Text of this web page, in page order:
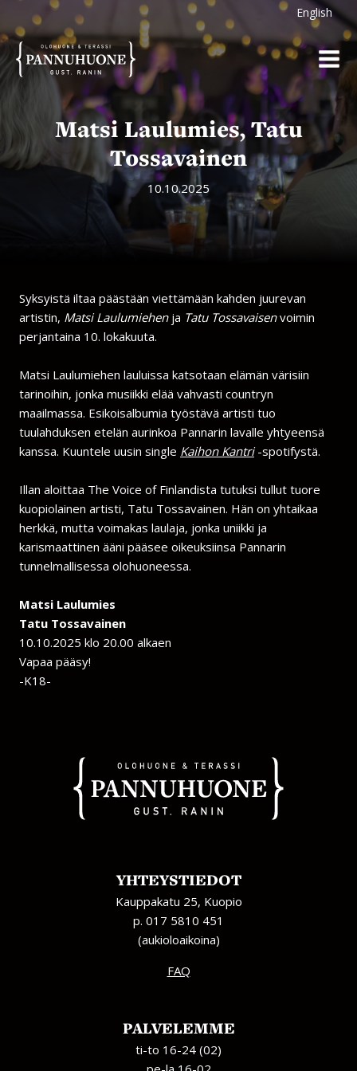
sisältöön
English
Matsi Laulumies, Tatu
Tossavainen
10.10.2025
Syksyistä iltaa päästään viettämään kahden juurevan
artistin, Matsi Laulumiehenja Tatu Tossavaisenvoimin
perjantaina 10. lokakuuta.
Matsi Laulumiehen lauluissa katsotaan elämän värisiin
tarinoihin, jonka musiikki elää vahvasti countryn
maailmassa. Esikoisalbumia työstävä artisti tuo
tuulahduksen etelän aurinkoa Pannarin lavalle yhtyeensä
kanssa. Kuuntele uusin single Kaihon Kantri-spotifystä.
Illan aloittaa The Voice of Finlandista tutuksi tullut tuore
kuopiolainen artisti, Tatu Tossavainen. Hän on yhtaikaa
herkkä, mutta voimakas laulaja, jonka uniikki ja
karismaattinen ääni pääsee oikeuksiinsa Pannarin
tunnelmallisessa olohuoneessa.
Matsi Laulumies
Tatu Tossavainen
10.10.2025 klo 20.00 alkaen
Vapaa pääsy!
-K18-
YHTEYSTIEDOT
Kauppakatu 25, Kuopio
p. 017 5810 451
(aukioloaikoina)
FAQ
PALVELEMME
ti-to 16-24 (02)